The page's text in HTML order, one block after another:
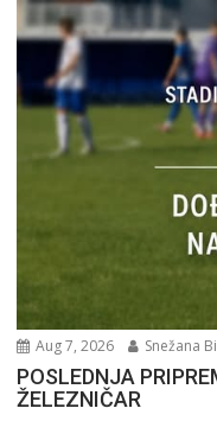
Aug 7, 2026 Snežana
POSLEDNJA
ŽELEZNIČAR